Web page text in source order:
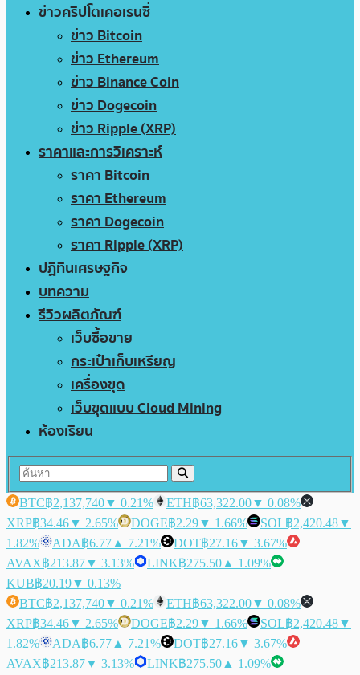
ข่าวคริปโตเคอเรนซี่
ข่าว Bitcoin
ข่าว Ethereum
ข่าว Binance Coin
ข่าว Dogecoin
ข่าว Ripple (XRP)
ราคาและการวิเคราะห์
ราคา Bitcoin
ราคา Ethereum
ราคา Dogecoin
ราคา Ripple (XRP)
ปฏิทินเศรษฐกิจ
บทความ
รีวิวผลิตภัณฑ์
เว็บซื้อขาย
กระเป๋าเก็บเหรียญ
เครื่องขุด
เว็บขุดแบบ Cloud Mining
ห้องเรียน
BTC฿2,137,740▼ 0.21% ETH฿63,322.00▼ 0.08%
XRP฿34.46▼ 2.65% DOGE฿2.29▼ 1.66% SOL฿2,420.48▼
1.82%
ADA฿6.77 ▲ 7.21% DOT฿27.16▼ 3.67%
AVAX฿213.87▼ 3.13% LINK฿275.50 ▲ 1.09%
KUB฿20.19▼ 0.13%
BTC฿2,137,740▼ 0.21% ETH฿63,322.00▼ 0.08%
XRP฿34.46▼ 2.65% DOGE฿2.29▼ 1.66% SOL฿2,420.48▼
1.82%
ADA฿6.77 ▲ 7.21% DOT฿27.16▼ 3.67%
AVAX฿213.87▼ 3.13% LINK฿275.50 ▲ 1.09%